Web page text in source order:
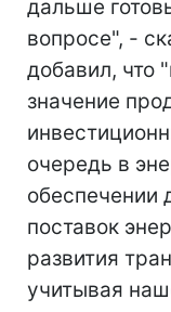
дальше
вопросе", -
добавил, что
значение
очередь в
обеспечении
поставок
развития
учитывая